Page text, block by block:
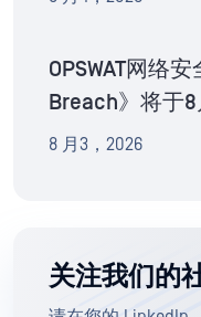
OPSWAT网络
Breach》将于
8 月3，2026
关注我们的